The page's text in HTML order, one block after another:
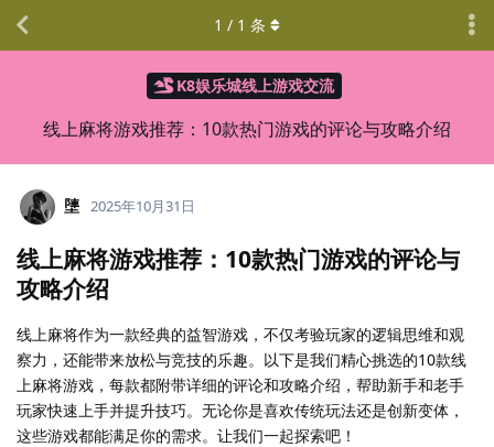
K8娱乐城线上游戏交流
线上麻将游戏推荐：10款热门游戏的评论与攻略介绍
1 / 1 条
塦 2025年10月31日
线上麻将游戏推荐：10款热门游戏的评论与
攻略介绍
线上麻将作为一款经典的益智游戏，不仅考验玩家的逻辑思维和观
察力，还能带来放松与竞技的乐趣。以下是我们精心挑选的10款线
上麻将游戏，每款都附带详细的评论和攻略介绍，帮助新手和老手
玩家快速上手并提升技巧。无论你是喜欢传统玩法还是创新变体，
这些游戏都能满足你的需求。让我们一起探索吧！